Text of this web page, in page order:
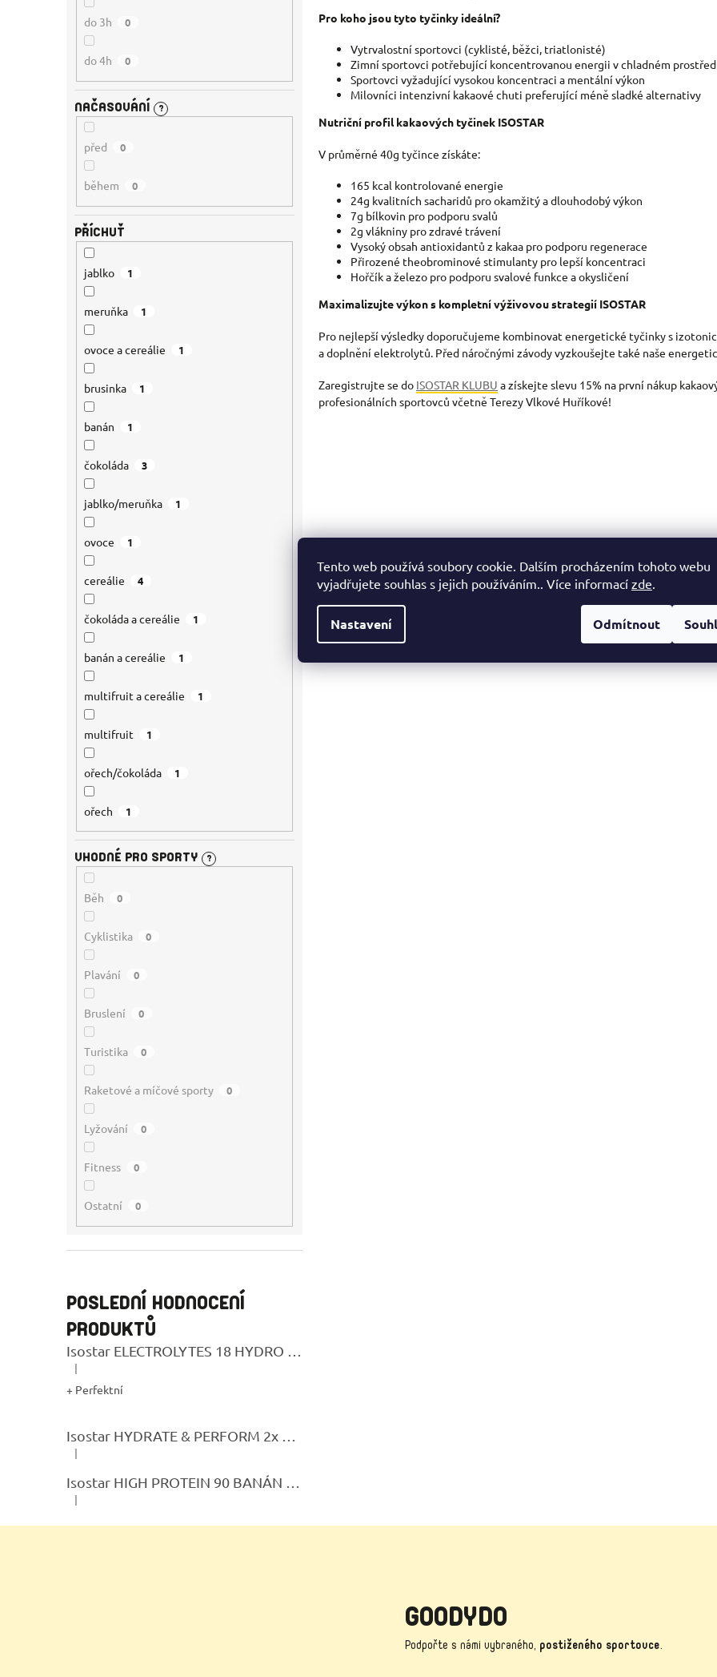
Tento web používá soubory cookie. Dalším procházením tohoto webu
vyjadřujete souhlas s jejich používáním.. Více informací zde.
Nastavení Odmítnout
do 3h 0
do 4h 0
NAČASOVÁNÍ ?
před 0
během 0
PŘÍCHUŤ
jablko 1
meruňka 1
ovoce a cereálie 1
brusinka 1
banán 1
čokoláda 3
jablko/meruňka 1
ovoce 1
cereálie 4
čokoláda a cereálie 1
banán a cereálie 1
multifruit a cereálie 1
multifruit 1
ořech/čokoláda 1
ořech 1
VHODNÉ PRO SPORTY ?
Běh 0
Cyklistika 0
Plavání 0
Bruslení 0
Turistika 0
Raketové a míčové sporty 0
Lyžování 0
Fitness 0
Ostatní 0
POSLEDNÍ HODNOCENÍ
PRODUKTŮ
Hodnocení produktu je 5 z 5 hvězdiček.
|
+ Perfektní
Hodnocení produktu je 5 z 5 hvězdiček.
|
Hodnocení produktu je 5 z 5 hvězdiček.
|
Pro koho jsou tyto tyčinky ideální?
Vytrvalostní sportovci (cyklisté, běžci, triatlonisté)
Zimní sportovci potřebující koncentrovanou energii v chladném
Sportovci vyžadující vysokou koncentraci a mentální výkon
Milovníci intenzivní kakaové chuti preferující méně sladké alternativy
Nutriční profil kakaových tyčinek ISOSTAR
V průměrné 40g tyčince získáte:
165 kcal kontrolované energie
24g kvalitních sacharidů pro okamžitý a dlouhodobý výkon
7g bílkovin pro podporu svalů
2g vlákniny pro zdravé trávení
Vysoký obsah antioxidantů z kakaa pro podporu regenerace
Přirozené theobrominové stimulanty pro lepší koncentraci
Hořčík a železo pro podporu svalové funkce a okysličení
Maximalizujte výkon s kompletní výživovou strategií ISOSTAR
Pro nejlepší výsledky doporučujeme kombinovat energetické tyčinky s
a doplnění elektrolytů. Před náročnými závody vyzkoušejte také naše
Zaregistrujte se do ISOSTAR KLUBU a získejte slevu 15% na první nákup
profesionálních sportovců včetně Terezy Vlkové Huříkové!
GOODYDO
Podpořte s námi vybraného, postiženého sportovce.